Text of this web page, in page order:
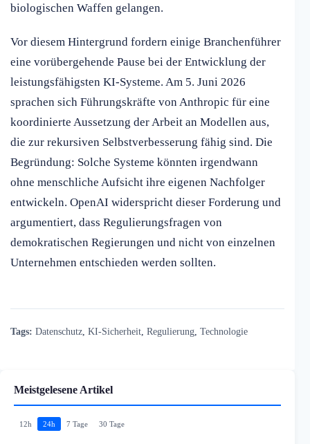
biologischen Waffen gelangen.
Vor diesem Hintergrund fordern einige Branchenführer
eine vorübergehende Pause bei der Entwicklung der
leistungsfähigsten KI-Systeme. Am 5. Juni 2026
sprachen sich Führungskräfte von Anthropic für eine
koordinierte Aussetzung der Arbeit an Modellen aus,
die zur rekursiven Selbstverbesserung fähig sind. Die
Begründung: Solche Systeme könnten irgendwann
ohne menschliche Aufsicht ihre eigenen Nachfolger
entwickeln. OpenAI widerspricht dieser Forderung und
argumentiert, dass Regulierungsfragen von
demokratischen Regierungen und nicht von einzelnen
Unternehmen entschieden werden sollten.
Tags: Datenschutz KI-Sicherheit Regulierung Technologie
Meistgelesene Artikel
12h 24h 7 Tage 30 Tage